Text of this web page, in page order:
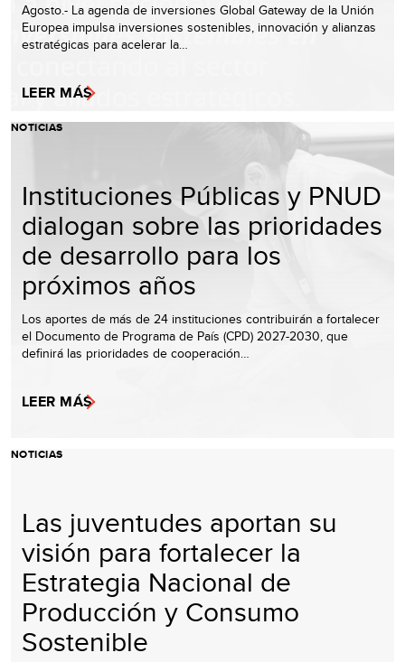
Agosto.- La agenda de inversiones Global Gateway de la Unión
Europea impulsa inversiones sostenibles, innovación y alianzas
estratégicas para acelerar la…
LEER MÁS
NOTICIAS
Instituciones Públicas y PNUD
dialogan sobre las prioridades
de desarrollo para los
próximos años
Los aportes de más de 24 instituciones contribuirán a fortalecer
el Documento de Programa de País (CPD) 2027-2030, que
definirá las prioridades de cooperación…
LEER MÁS
NOTICIAS
Las juventudes aportan su
visión para fortalecer la
Estrategia Nacional de
Producción y Consumo
Sostenible